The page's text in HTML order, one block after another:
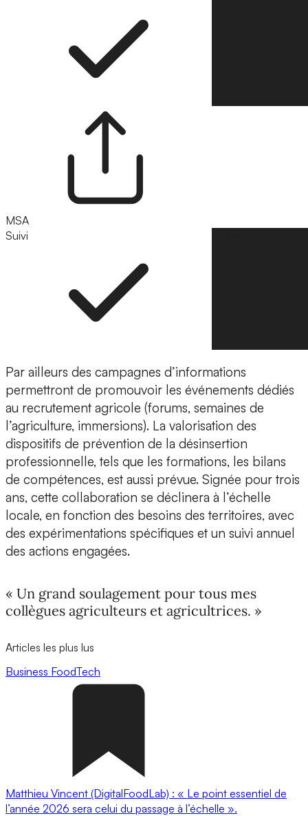
MSA
Suivi
Par ailleurs des campagnes d’informations
permettront de promouvoir les événements dédiés
au recrutement agricole (forums, semaines de
l’agriculture, immersions). La valorisation des
dispositifs de prévention de la désinsertion
professionnelle, tels que les formations, les bilans
de compétences, est aussi prévue. Signée pour trois
ans, cette collaboration se déclinera à l’échelle
locale, en fonction des besoins des territoires, avec
des expérimentations spécifiques et un suivi annuel
des actions engagées.
« Un grand soulagement pour tous mes
collègues agriculteurs et agricultrices. »
Articles les plus lus
Business FoodTech
Matthieu Vincent (DigitalFoodLab) : « Le point essentiel de
l’année 2026 sera celui du passage à l’échelle ».